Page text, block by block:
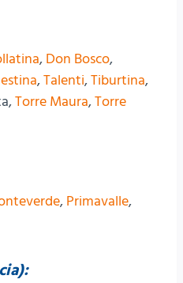
, Don Bosco,
,Talenti,Tiburtina,
Torre Maura,Torre
, Primavalle,